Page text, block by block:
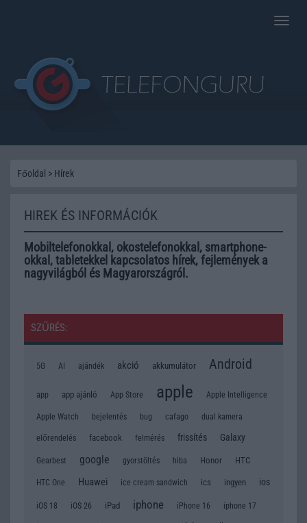
Toggle
Főoldal > Hírek
HIREK ÉS INFORMÁCIÓK
Mobiltelefonokkal, okostelefonokkal, smartphone-
okkal, tabletekkel kapcsolatos hírek, fejlemények a
nagyvilágból és Magyarországról.
SZŰRÉS:
5G AI ajándék akció akkumulátor Android
app app ajánló App Store apple Apple Intelligence
Apple Watch bejelentés bug cafago dual kamera
előrendelés facebook felmérés frissítés Galaxy
Gearbest google gyorstöltés hiba Honor HTC
HTC One Huawei ice cream sandwich ics ingyen ios
iOS 18 iOS 26 iPad iphone iPhone 16 iphone 17